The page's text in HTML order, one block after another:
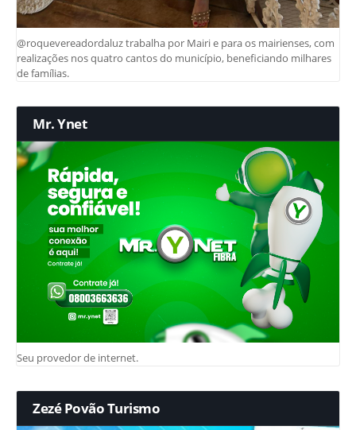
@roquevereadordaluz trabalha por Mairi e para os mairienses, com
realizações nos quatro cantos do município, beneficiando milhares
de famílias.
Mr. Ynet
Seu provedor de internet.
Zezé Povão Turismo